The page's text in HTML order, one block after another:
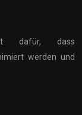
dafür, dass
werden und